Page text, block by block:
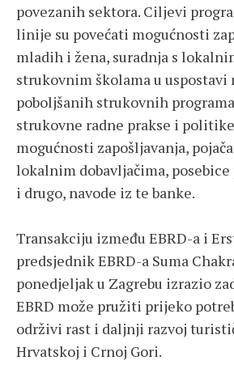
povezanih sektora. Ciljevi
linije su povećati mogućnosti
mladih i žena, suradnja s
strukovnim školama u
poboljšanih strukovnih
strukovne radne prakse i
mogućnosti zapošljavanja,
lokalnim dobavljačima,
i drugo, navode iz te banke.
Transakciju između EBRD-a i
predsjednik EBRD-a Suma
ponedjeljak u Zagrebu izrazio
EBRD može pružiti prijeko
održivi rast i daljnji razvoj
Hrvatskoj i Crnoj Gori.